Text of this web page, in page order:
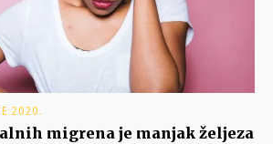
2020.
migrena je manjak željeza